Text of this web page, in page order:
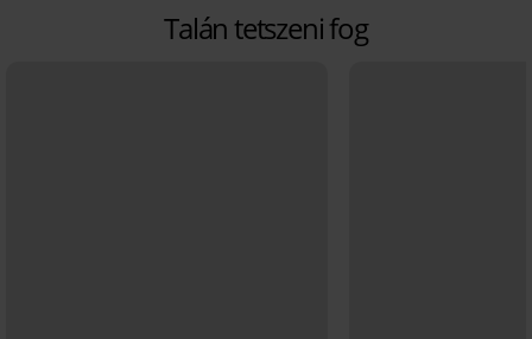
Talán tetszeni fog